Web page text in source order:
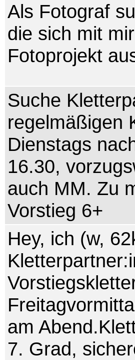
Als Fotograf
die sich mit
Fotoprojekt
Suche
regelmäßigen
Dienstags
16.30,
auch MM. Zu
Vorstieg 6+
Hey, ich (w,
am
7. Grad,